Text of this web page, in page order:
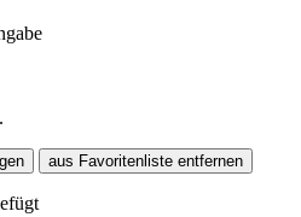
aus Favoritenliste entfernen